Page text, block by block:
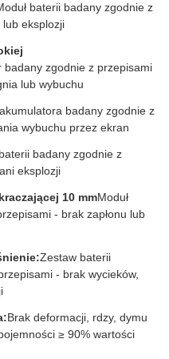
baterii badany zgodnie z
lub eksplozji
badany zgodnie z przepisami
lub wybuchu
akumulatora badany zgodnie z
wybuchu przez ekran
badany zgodnie z
eksplozji
10 mmModuł
- brak zapłonu lub
Zestaw baterii
- brak wycieków,
Brak deformacji, rdzy, dymu
≥ 90% wartości